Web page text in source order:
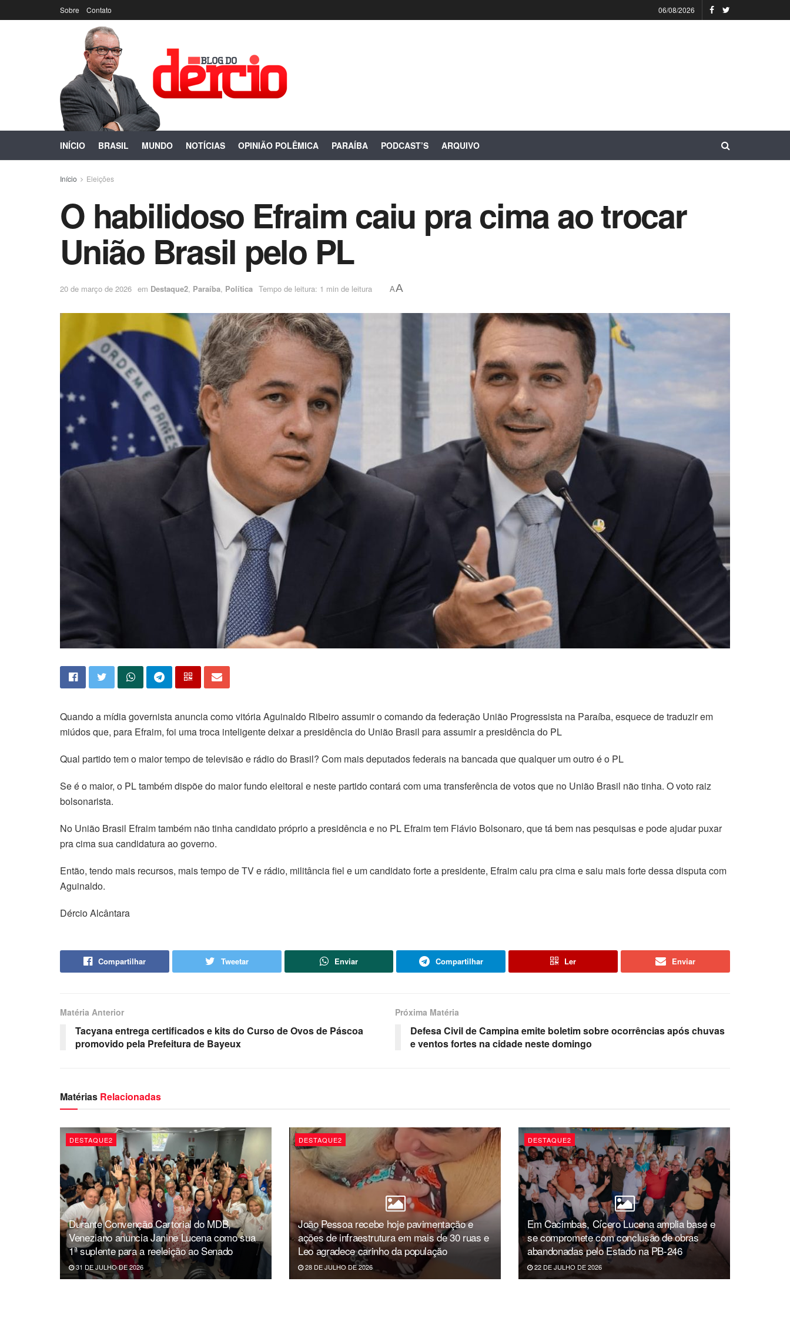
Sobre Contato 06/08/2026
INÍCIO BRASIL MUNDO NOTÍCIAS OPINIÃO POLÊMICA PARAÍBA PODCAST’S ARQUIVO
Início Eleições
O habilidoso Efraim caiu pra cima ao trocar
União Brasil pelo PL
20 de março de 2026 em Destaque2, Paraíba, Política Tempo de leitura: 1 min de leitura AA
Quando a mídia governista anuncia como vitória Aguinaldo Ribeiro assumir o comando da federação União Progressista na Paraíba, esquece de traduzir em
miúdos que, para Efraim, foi uma troca inteligente deixar a presidência do União Brasil para assumir a presidência do PL
Qual partido tem o maior tempo de televisão e rádio do Brasil? Com mais deputados federais na bancada que qualquer um outro é o PL
Se é o maior, o PL também dispõe do maior fundo eleitoral e neste partido contará com uma transferência de votos que no União Brasil não tinha. O voto raiz
bolsonarista.
No União Brasil Efraim também não tinha candidato próprio a presidência e no PL Efraim tem Flávio Bolsonaro, que tá bem nas pesquisas e pode ajudar puxar
pra cima sua candidatura ao governo.
Então, tendo mais recursos, mais tempo de TV e rádio, militância fiel e um candidato forte a presidente, Efraim caiu pra cima e saiu mais forte dessa disputa com
Aguinaldo.
Dércio Alcântara
Compartilhar Tweetar Enviar Compartilhar Ler Enviar
Matéria Anterior
Tacyana entrega certificados e kits do Curso de Ovos de Páscoa
promovido pela Prefeitura de Bayeux
Próxima Matéria
Defesa Civil de Campina emite boletim sobre ocorrências após chuvas
e ventos fortes na cidade neste domingo
Matérias Relacionadas
DESTAQUE2
Durante Convenção Cartorial do MDB,
Veneziano anuncia Janine Lucena como sua
1ª suplente para a reeleição ao Senado
31 DE JULHO DE 2026
DESTAQUE2
João Pessoa recebe hoje pavimentação e
ações de infraestrutura em mais de 30 ruas e
Leo agradece carinho da população
28 DE JULHO DE 2026
DESTAQUE2
Em Cacimbas, Cícero Lucena amplia base e
se compromete com conclusão de obras
abandonadas pelo Estado na PB-246
22 DE JULHO DE 2026